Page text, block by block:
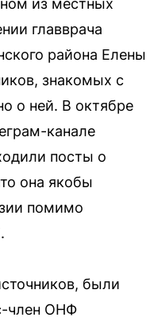
из местных
главврача
района Елены
знакомых с
о ней. В октябре
канале
посты о
она якобы
помимо
были
член ОНФ